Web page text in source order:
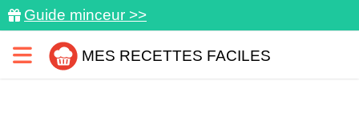
Guide minceur >>
MES RECETTES FACILES